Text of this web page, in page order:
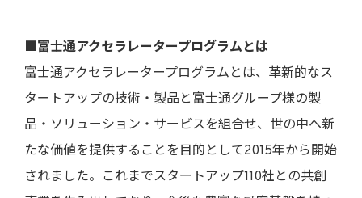
■富士通アクセラレータープログラムとは
富士通アクセラレータープログラムとは、革新的なス
タートアップの技術・製品と富士通グループ様の製
品・ソリューション・サービスを組合せ、世の中へ新
たな価値を提供することを目的として2015年から開始
されました。これまでスタートアップ110社との共創